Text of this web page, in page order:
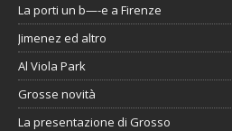
La porti un b—-e a Firenze
Jimenez ed altro
Al Viola Park
Grosse novità
La presentazione di Grosso